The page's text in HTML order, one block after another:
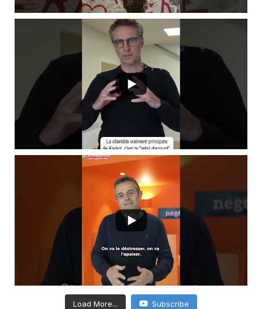
Load More... Subscribe